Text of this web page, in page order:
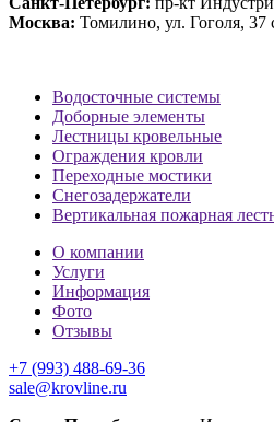
Москва: Томилино, ул. Гоголя, 37
Водосточные системы
Доборные элементы
Лестницы кровельные
Ограждения кровли
Переходные мостики
Снегозадержатели
Вертикальная пожарная
О компании
Услуги
Информация
Фото
Отзывы
+7 (993) 488-69-36
sale@krovline.ru